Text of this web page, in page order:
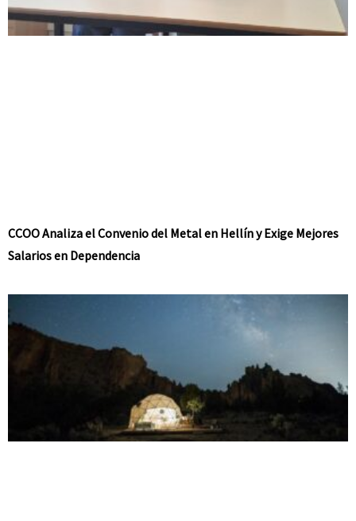
CCOO Analiza el Convenio del Metal en Hellín y Exige Mejores
Salarios en Dependencia